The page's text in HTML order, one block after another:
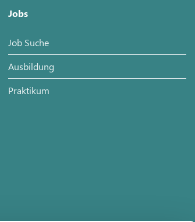
Jobs
Job Suche
Ausbildung
Praktikum